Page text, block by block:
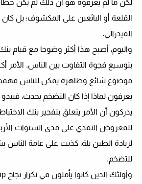
لكن ما لم يعرفوه هو أن ذلك لم يكن
القلعة أو البائعين على المكشوف؛ بل
الفيدرالي.
واليوم، أصبح هذا أكثر وضوحا مع قيام بنك
بتوسيع فجوة التفاوت بين الناس. الأمر
موضوع شائع وظاهرة يمكن للناس فهمها.
يعرفون لماذا إذا كان التضخم يحدث،
يدركون أن الأمر يتعلق بتفجير بنك
للمعروض النقدي على مدى السنوات
لزيادة الطين بلة، كذبت على عامة الناس
للتضخم.